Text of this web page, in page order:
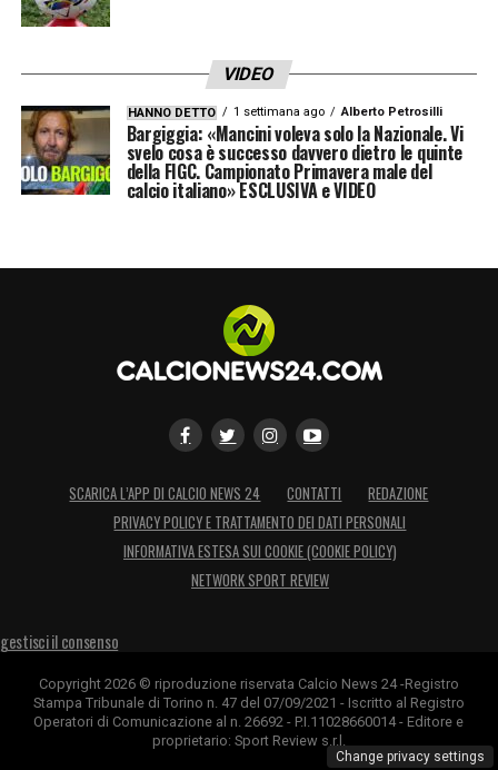
VIDEO
HANNO DETTO 1 settimana ago Alberto Petrosilli
Bargiggia: «Mancini voleva solo la Nazionale. Vi
svelo cosa è successo davvero dietro le quinte
della FIGC. Campionato Primavera male del
calcio italiano» ESCLUSIVA e VIDEO
SCARICA L’APP DI CALCIO NEWS 24 CONTATTI
REDAZIONE
PRIVACY POLICY E TRATTAMENTO DEI DATI PERSONALI
INFORMATIVA ESTESA SUI COOKIE (COOKIE POLICY)
NETWORK SPORT REVIEW
gestisci il consenso
Copyright 2026 © riproduzione riservata Calcio News 24 -Registro
Stampa Tribunale di Torino n. 47 del 07/09/2021 - Iscritto al Registro
Operatori di Comunicazione al n. 26692 - P.I.11028660014 - Editore e
proprietario: Sport Review s.r.l.
Change privacy settings